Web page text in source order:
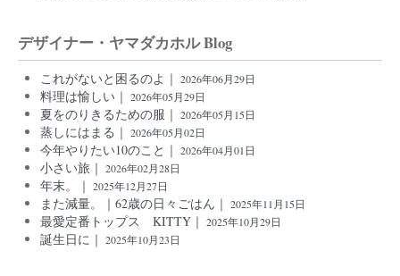
デザイナー・ヤマダカホル Blog
これがないと困るのよ｜ 2026年06月29日
料理は愉しい｜ 2026年05月29日
夏をのりきるための服｜ 2026年05月15日
蒸しにはまる｜ 2026年05月02日
今年やりたい10のこと｜ 2026年04月01日
小さい旅｜ 2026年02月28日
年末。｜ 2025年12月27日
また減量。｜62歳の日々ごはん｜ 2025年11月15日
最愛定番トップス KITTY｜ 2025年10月29日
誕生日に｜ 2025年10月23日